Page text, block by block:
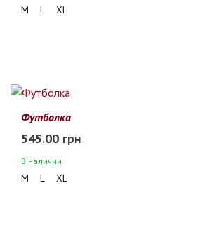
M L XL
Футболка
545.00 грн
В наличии
M L XL